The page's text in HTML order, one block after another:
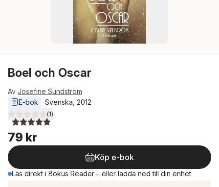
Boel och Oscar
Av Josefine Sundström
E-bok
Svenska 2012
5,0utav 5 stjärnor. Totalt antal röster:
(1)
79 kr
Köp e-bok
Läs direkt i Bokus Reader – eller ladda ned till din enhet